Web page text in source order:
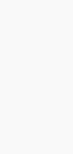
Oprac.